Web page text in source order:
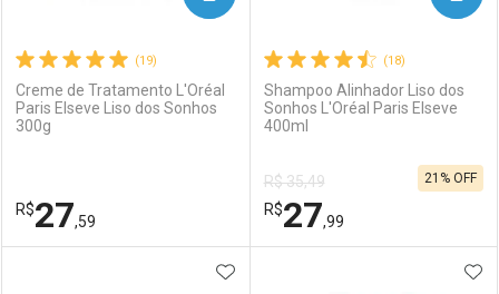
Ativar Desconto
Comprar sem Desconto
Por R$ 31,99/cada
Por R$ 31,99/cada
Comprar sem Desconto
Por R$ 19,99/cada
Comprar sem Desconto
Por R$ 19,99/cada
(19)
Creme de Tratamento L'Oréal
Paris Elseve Liso dos Sonhos
300g
R$27,59
(18)
Shampoo Alinhador Liso dos
Sonhos L'Oréal Paris Elseve
400ml
R$ 35,49
R$27,99
21% OFF
ADICIONAR AOS FAVORITOS